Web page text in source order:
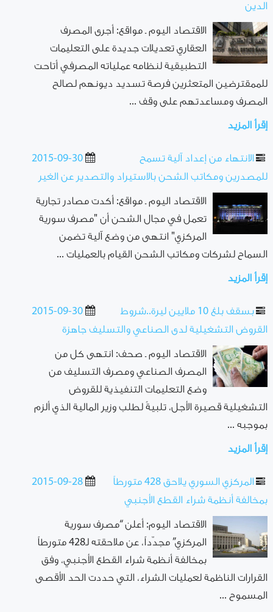
الدين
الاقتصاد اليوم ـ مواقع: أجرى المصرف
العقاري تعديلات جديدة على التعليمات
التطبيقية لنظامه عملياته المصرفي أتاحت
للممقترضين المتعثرين فرصة تسديد ديونهم لصالح
المصرف ومساعدتهم على وقف ...
إقرأ المزيد
2015-09-30
الانتهاء من إعداد آلية تسمح
للمصدرين ومكاتب الشحن بالاستيراد والتصدير عن الغير
الاقتصاد اليوم ـ مواقع: أكدت مصادر تجارية
تعمل في مجال الشحن أن "مصرف سورية
المركزي" انتهى من وضع آلية تضمن
السماح لشركات ومكاتب الشحن القيام بالعمليات ...
إقرأ المزيد
2015-09-30
بسقف بلغ 10 ملايين ليرة..شروط
القروض التشغيلية لدى الصناعي والتسليف جاهزة
الاقتصاد اليوم ـ صحف: انتهى كل من
المصرف الصناعي ومصرف التسليف من
وضع التعليمات التنفيذية للقروض
التشغيلية قصيرة الأجل، تلبيةً لطلب وزير المالية الذي ألزم
بموجبه ...
إقرأ المزيد
2015-09-28
المركزي السوري يلاحق 428 متورطاً
بمخالفة أنظمة شراء القطع الأجنبي
الاقتصاد اليوم: أعلن “مصرف سورية
المركزي” مجدّداً، عن ملاحقته لـ428 متورطاً
بمخالفة أنظمة شراء القطع الأجنبي، وفق
القرارات الناظمة لعمليات الشراء، التي حددت الحد الأقصى
المسموح ...